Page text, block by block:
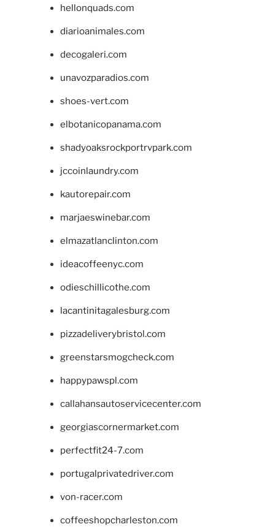
hellonquads.com
diarioanimales.com
decogaleri.com
unavozparadios.com
shoes-vert.com
elbotanicopanama.com
shadyoaksrockportrvpark.com
jccoinlaundry.com
kautorepair.com
marjaeswinebar.com
elmazatlanclinton.com
ideacoffeenyc.com
odieschillicothe.com
lacantinitagalesburg.com
pizzadeliverybristol.com
greenstarsmogcheck.com
happypawspl.com
callahansautoservicecenter.com
georgiascornermarket.com
perfectfit24-7.com
portugalprivatedriver.com
von-racer.com
coffeeshopcharleston.com